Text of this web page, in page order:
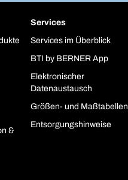
&
Services
Services im Überblick
BTI by BERNER App
Elektronischer
Datenaustausch
Größen- und Maßtabellen
Entsorgungshinweise